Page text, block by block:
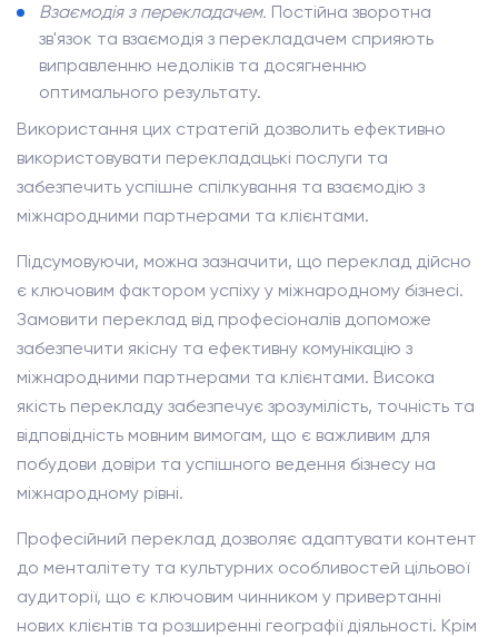
Взаємодія з перекладачем. Постійна зворотна
зв'язок та взаємодія з перекладачем сприяють
виправленню недоліків та досягненню
оптимального результату.
Використання цих стратегій дозволить ефективно
використовувати перекладацькі послуги та
забезпечить успішне спілкування та взаємодію з
міжнародними партнерами та клієнтами.
Підсумовуючи, можна зазначити, що переклад дійсно
є ключовим фактором успіху у міжнародному бізнесі.
Замовити переклад від професіоналів допоможе
забезпечити якісну та ефективну комунікацію з
міжнародними партнерами та клієнтами. Висока
якість перекладу забезпечує зрозумілість, точність та
відповідність мовним вимогам, що є важливим для
побудови довіри та успішного ведення бізнесу на
міжнародному рівні.
Професійний переклад дозволяє адаптувати контент
до менталітету та культурних особливостей цільової
аудиторії, що є ключовим чинником у привертанні
нових клієнтів та розширенні географії діяльності. Крім